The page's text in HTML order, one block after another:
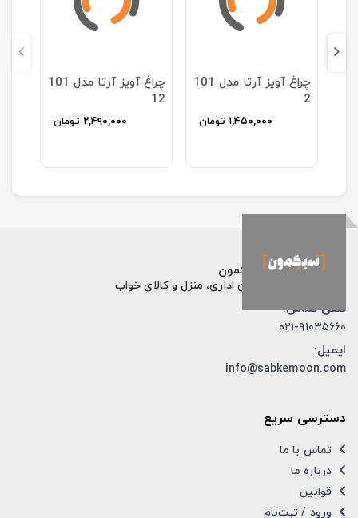
چراغ آویز آرتا مدل 101
12
۲,۴۹۰,۰۰۰ تومان
چراغ آویز آرتا مدل 101
2
۱,۴۵۰,۰۰۰ تومان
فروشگاه اینترنتی سبکمون
فروش تخصصی مبلمان اداری، منزل و کالای خواب
تلفن تماس:
۰۲۱-۹۱۰۳۵۶۶۰
ایمیل:
info@sabkemoon.com
دسترسی سریع
تماس با ما
درباره ما
قوانین
ورود / ثبت‌نام